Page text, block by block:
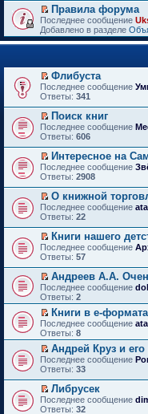
й
т
и
к
п
в
о
м
у
н
е
п
р
о
ч
и
т
а
н
н
о
м
у
с
о
о
б
щ
е
н
и
ю
П
е
р
е
т
и
к
п
р
в
о
м
у
н
е
п
р
о
ч
и
т
а
н
н
о
м
у
с
о
о
б
щ
е
н
и
ю
Правила форума
Последнее сообщение
Добавлено в разделе
П
е
е
й
т
и
к
п
е
р
в
о
м
у
н
е
п
р
о
ч
и
т
а
н
н
о
м
у
с
о
о
б
щ
е
Флибуста
Последнее сообщение
Ответы: 341
П
е
е
й
т
и
к
п
е
р
в
о
м
у
н
е
п
р
о
ч
и
т
а
н
н
о
м
у
с
Поиск книг
Последнее сообщение
Ответы: 606
П
е
е
й
т
и
к
п
е
р
в
о
м
у
н
е
п
р
о
ч
и
а
н
н
Интересное на
Последнее сообщение
Ответы: 2908
П
е
е
й
т
и
к
п
е
р
в
о
м
у
н
е
п
р
о
ч
и
О книжной
Последнее сообщение
Ответы: 22
П
е
е
й
т
и
п
е
р
в
о
м
у
н
е
п
Книги нашего
Последнее сообщение
Ответы: 57
П
е
р
е
й
т
и
к
п
е
р
в
о
м
Андреев А.А.
Последнее сообщение
Ответы: 2
П
е
р
е
й
т
и
к
п
е
Книги в е-
Последнее сообщение
Ответы: 8
П
е
е
й
т
Андрей Круз и
Последнее сообщение
Ответы: 33
П
е
Либрусек
Последнее сообщение
Ответы: 32